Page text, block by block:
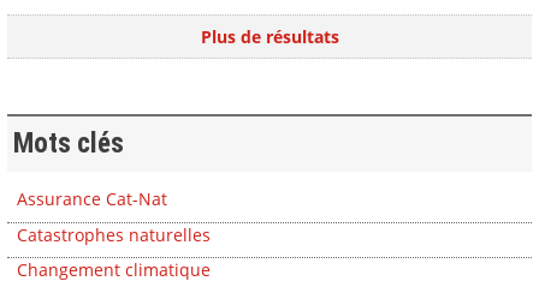
Plus de résultats
Mots clés
Assurance Cat-Nat
Catastrophes naturelles
Changement climatique